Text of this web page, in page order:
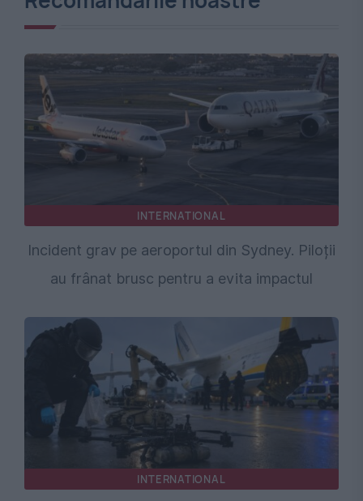
INTERNATIONAL
Incident grav pe aeroportul din Sydney. Piloții
au frânat brusc pentru a evita impactul
INTERNATIONAL